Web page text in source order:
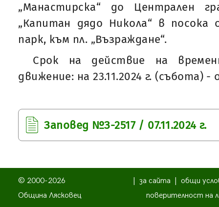
„Манастирска“ до Централен
„Капитан дядо Никола“ в посока
парк, към пл. „Възраждане“.
Срок на действие на
движение: на 23.11.2024 г. (събота) -
Заповед №З-2517 / 07.11.2024 г.
© 2000-2026
Община Лясковец
за сайта
общи
поверителност на